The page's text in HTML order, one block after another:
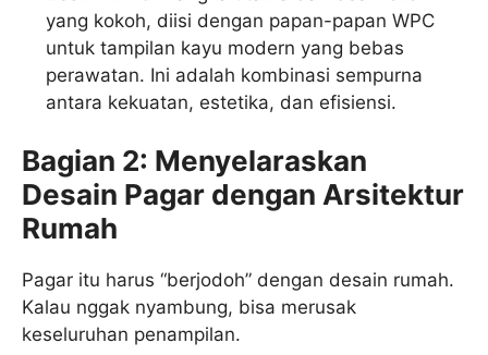
yang kokoh, diisi dengan papan-papan WPC
untuk tampilan kayu modern yang bebas
perawatan. Ini adalah kombinasi sempurna
antara kekuatan, estetika, dan efisiensi.
Bagian 2: Menyelaraskan
Desain Pagar dengan Arsitektur
Rumah
Pagar itu harus “berjodoh” dengan desain rumah.
Kalau nggak nyambung, bisa merusak
keseluruhan penampilan.